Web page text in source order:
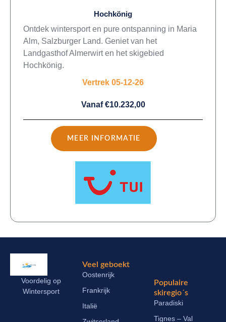
Hochkönig
Ontdek wintersport en pure ontspanning in Maria
Alm, Salzburger Land. Geniet van het
Landgasthof Almerwirt en het skigebied
Hochkönig.
Vertrek 05-12-26
Vanaf €10.232,00
MEER INFORMATIE
Voordelig op
Wintersport
Veel geboekt
Oostenrijk
Frankrijk
Italië
Populaire
skiregio´s
Paradiski
Tignes – Val